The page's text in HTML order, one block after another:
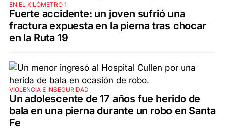
EN EL KILÓMETRO 1
Fuerte accidente: un joven sufrió una
fractura expuesta en la pierna tras chocar
en la Ruta 19
VIOLENCIA E INSEGURIDAD
Un adolescente de 17 años fue herido de
bala en una pierna durante un robo en Santa
Fe